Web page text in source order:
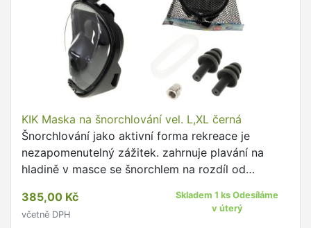
KIK Maska na šnorchlování vel. L,XL černá
Šnorchlování jako aktivní forma rekreace je
nezapomenutelný zážitek. zahrnuje plavání na
hladině v masce se šnorchlem na rozdíl od
potěšení ze šnorchlování …
385,00 Kč
včetně DPH
Skladem 1 ks Odesíláme
v úterý